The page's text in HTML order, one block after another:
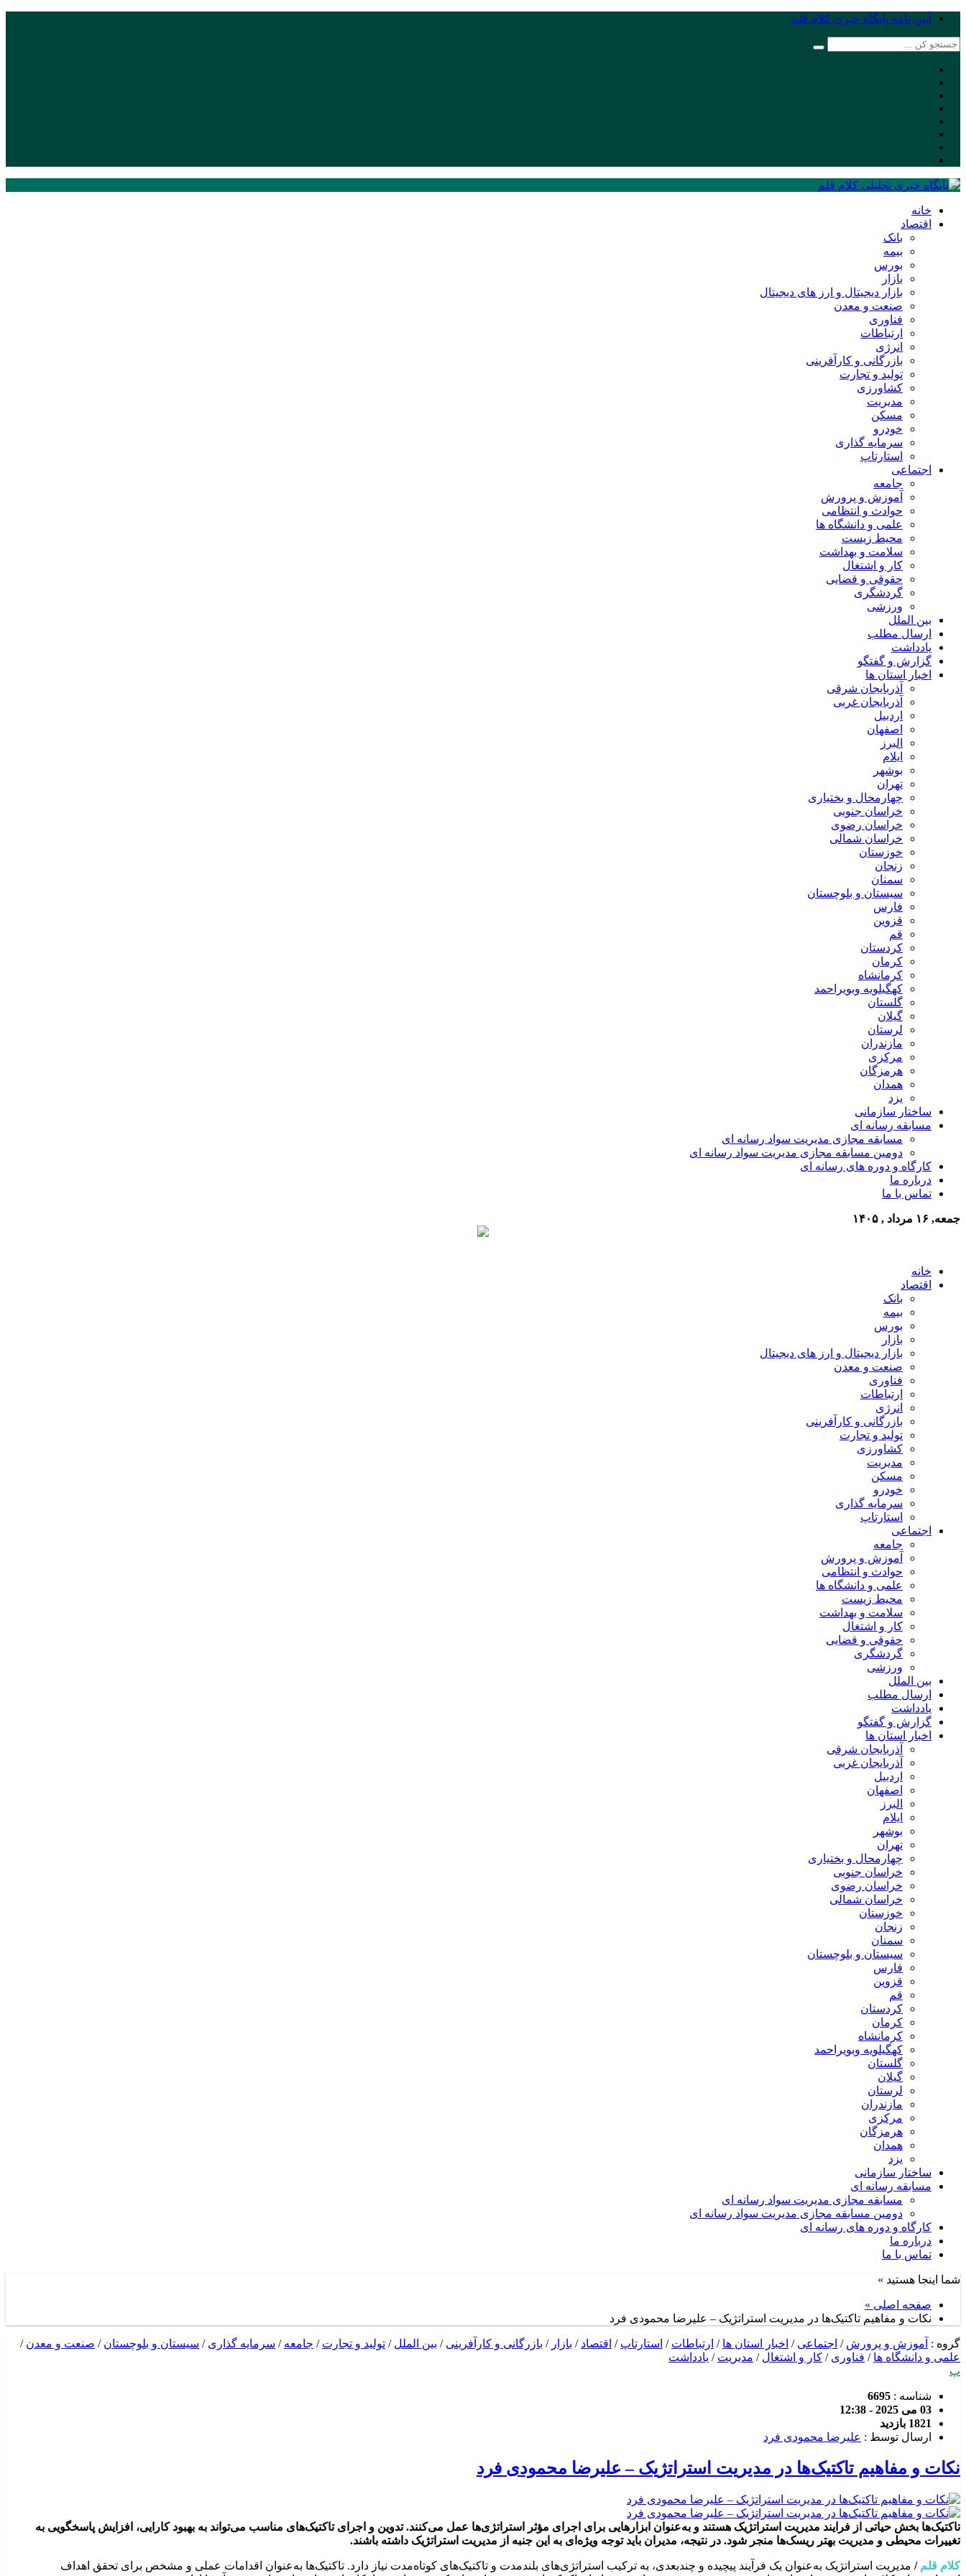
آیین نامه پایگاه خبری کلام قلم
خانه
اقتصاد
بانک
بیمه
بورس
بازار
بازار دیجیتال و ارز های دیجیتال
صنعت و معدن
فناوری
ارتباطات
انرژی
بازرگانی و کارآفرینی
تولید و تجارت
کشاورزی
مدیریت
مسکن
خودرو
سرمایه گذاری
استارتاپ
اجتماعی
جامعه
آموزش و پرورش
حوادث و انتظامی
علمی و دانشگاه ها
محیط زیست
سلامت و بهداشت
کار و اشتغال
حقوقی و قضایی
گردشگری
ورزشی
بین الملل
ارسال مطلب
یادداشت
گزارش و گفتگو
اخبار استان ها
آذربایجان شرقی
آذربایجان غربی
اردبیل
اصفهان
البرز
ایلام
بوشهر
تهران
چهارمحال و بختیاری
خراسان جنوبی
خراسان رضوی
خراسان شمالی
خوزستان
زنجان
سمنان
سیستان و بلوچستان
فارس
قزوین
قم
کردستان
کرمان
کرمانشاه
کهگیلویه وبویراحمد
گلستان
گیلان
لرستان
مازندران
مرکزی
هرمزگان
همدان
یزد
ساختار سازمانی
مسابقه رسانه ای
مسابقه مجازی مدیریت سواد رسانه ای
دومین مسابقه مجازی مدیریت سواد رسانه ای
کارگاه و دوره های رسانه ای
درباره ما
تماس با ما
جمعه, ۱۶ مرداد , ۱۴۰۵
خانه
اقتصاد
بانک
بیمه
بورس
بازار
بازار دیجیتال و ارز های دیجیتال
صنعت و معدن
فناوری
ارتباطات
انرژی
بازرگانی و کارآفرینی
تولید و تجارت
کشاورزی
مدیریت
مسکن
خودرو
سرمایه گذاری
استارتاپ
اجتماعی
جامعه
آموزش و پرورش
حوادث و انتظامی
علمی و دانشگاه ها
محیط زیست
سلامت و بهداشت
کار و اشتغال
حقوقی و قضایی
گردشگری
ورزشی
بین الملل
ارسال مطلب
یادداشت
گزارش و گفتگو
اخبار استان ها
آذربایجان شرقی
آذربایجان غربی
اردبیل
اصفهان
البرز
ایلام
بوشهر
تهران
چهارمحال و بختیاری
خراسان جنوبی
خراسان رضوی
خراسان شمالی
خوزستان
زنجان
سمنان
سیستان و بلوچستان
فارس
قزوین
قم
کردستان
کرمان
کرمانشاه
کهگیلویه وبویراحمد
گلستان
گیلان
لرستان
مازندران
مرکزی
هرمزگان
همدان
یزد
ساختار سازمانی
مسابقه رسانه ای
مسابقه مجازی مدیریت سواد رسانه ای
دومین مسابقه مجازی مدیریت سواد رسانه ای
کارگاه و دوره های رسانه ای
درباره ما
تماس با ما
شما اینجا هستید »
صفحه اصلی »
نکات و مفاهیم تاکتیک‌ها در مدیریت استراتژیک – علیرضا محمودی فرد
گروه : آموزش و پرورش / اجتماعی / اخبار استان ها / ارتباطات / استارتاپ / اقتصاد / بازار / بازرگانی و کارآفرینی / بین الملل / تولید و تجارت / جامعه / سرمایه گذاری / سیستان و بلوچستان / صنعت و معدن /
علمی و دانشگاه ها / فناوری / کار و اشتغال / مدیریت / یادداشت
پ
شناسه : 6695
03 می 2025 - 12:38
1821 بازدید
ارسال توسط : علیرضا محمودی فرد
نکات و مفاهیم تاکتیک‌ها در مدیریت استراتژیک – علیرضا محمودی فرد
تاکتیک‌ها بخش حیاتی از فرایند مدیریت استراتژیک هستند و به‌عنوان ابزارهایی برای اجرای مؤثر استراتژی‌ها عمل می‌کنند. تدوین و اجرای تاکتیک‌های مناسب می‌تواند به بهبود کارایی، افزایش پاسخگویی به
تغییرات محیطی و مدیریت بهتر ریسک‌ها منجر شود. در نتیجه، مدیران باید توجه ویژه‌ای به این جنبه از مدیریت استراتژیک داشته باشند.
کلام قلم/ مدیریت استراتژیک به‌عنوان یک فرآیند پیچیده و چندبعدی، به ترکیب استراتژی‌های بلندمدت و تاکتیک‌های کوتاه‌مدت نیاز دارد. تاکتیک‌ها به‌عنوان اقدامات عملی و مشخص برای تحقق اهداف